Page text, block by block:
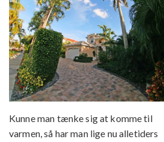
Kunne man tænke sig at komme til
varmen, så har man lige nu alletiders